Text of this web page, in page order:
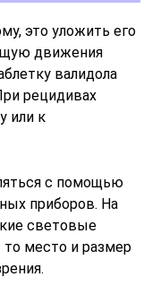
это уложить его
движения
валидола
рецидивах
или к
с помощью
приборов. На
световые
то место и размер